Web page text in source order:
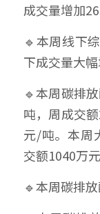
成交量增加
🔹本周线下
下成交量大幅
🔹本周碳排
吨，周成交
元/吨。本周
交额1040万元
🔹本周碳排